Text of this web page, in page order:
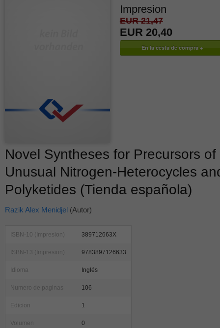
Impresion
EUR 21,47
EUR 20,40
Novel Syntheses for Precursors of
Unusual Nitrogen-Heterocycles
Polyketides (Tienda española)
Razik Alex Menidjel (Autor)
ISBN-10 (Impresion) 389712663X
ISBN-13 (Impresion) 9783897126633
Idioma Inglés
Numero de paginas 106
Edicion 1
Volumen 0